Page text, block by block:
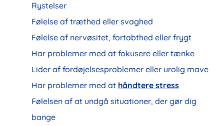
Rystelser
Følelse af træthed eller svaghed
Følelse af nervøsitet, fortabthed eller frygt
Har problemer med at fokusere eller tænke
Lider af fordøjelsesproblemer eller urolig mave
Har problemer med at håndtere stress
Følelsen af ​​at undgå situationer, der gør dig
bange